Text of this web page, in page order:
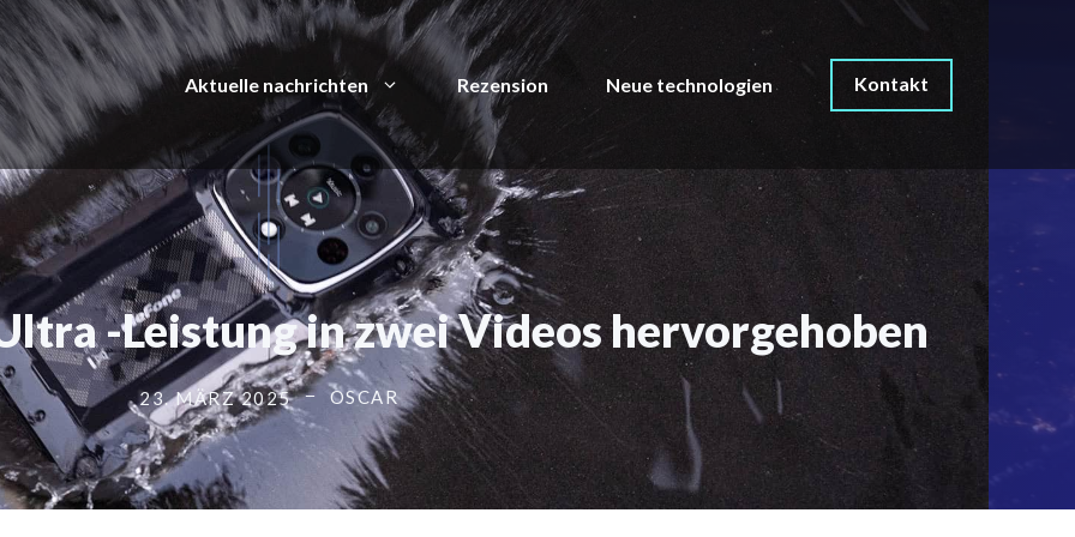
Aktuelle nachrichten Rezension Neue technologien Kontakt
-Leistung in zwei Videos hervorgehoben
23. MÄRZ 2025 OSCAR